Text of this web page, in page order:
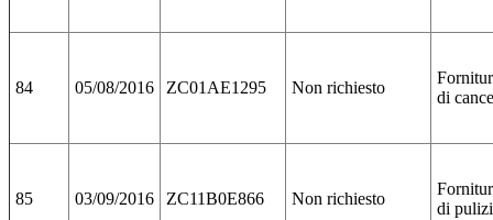
84 05/08/2016 ZC01AE1295 Non richiesto
di
85 03/09/2016 ZC11B0E866 Non richiesto
di